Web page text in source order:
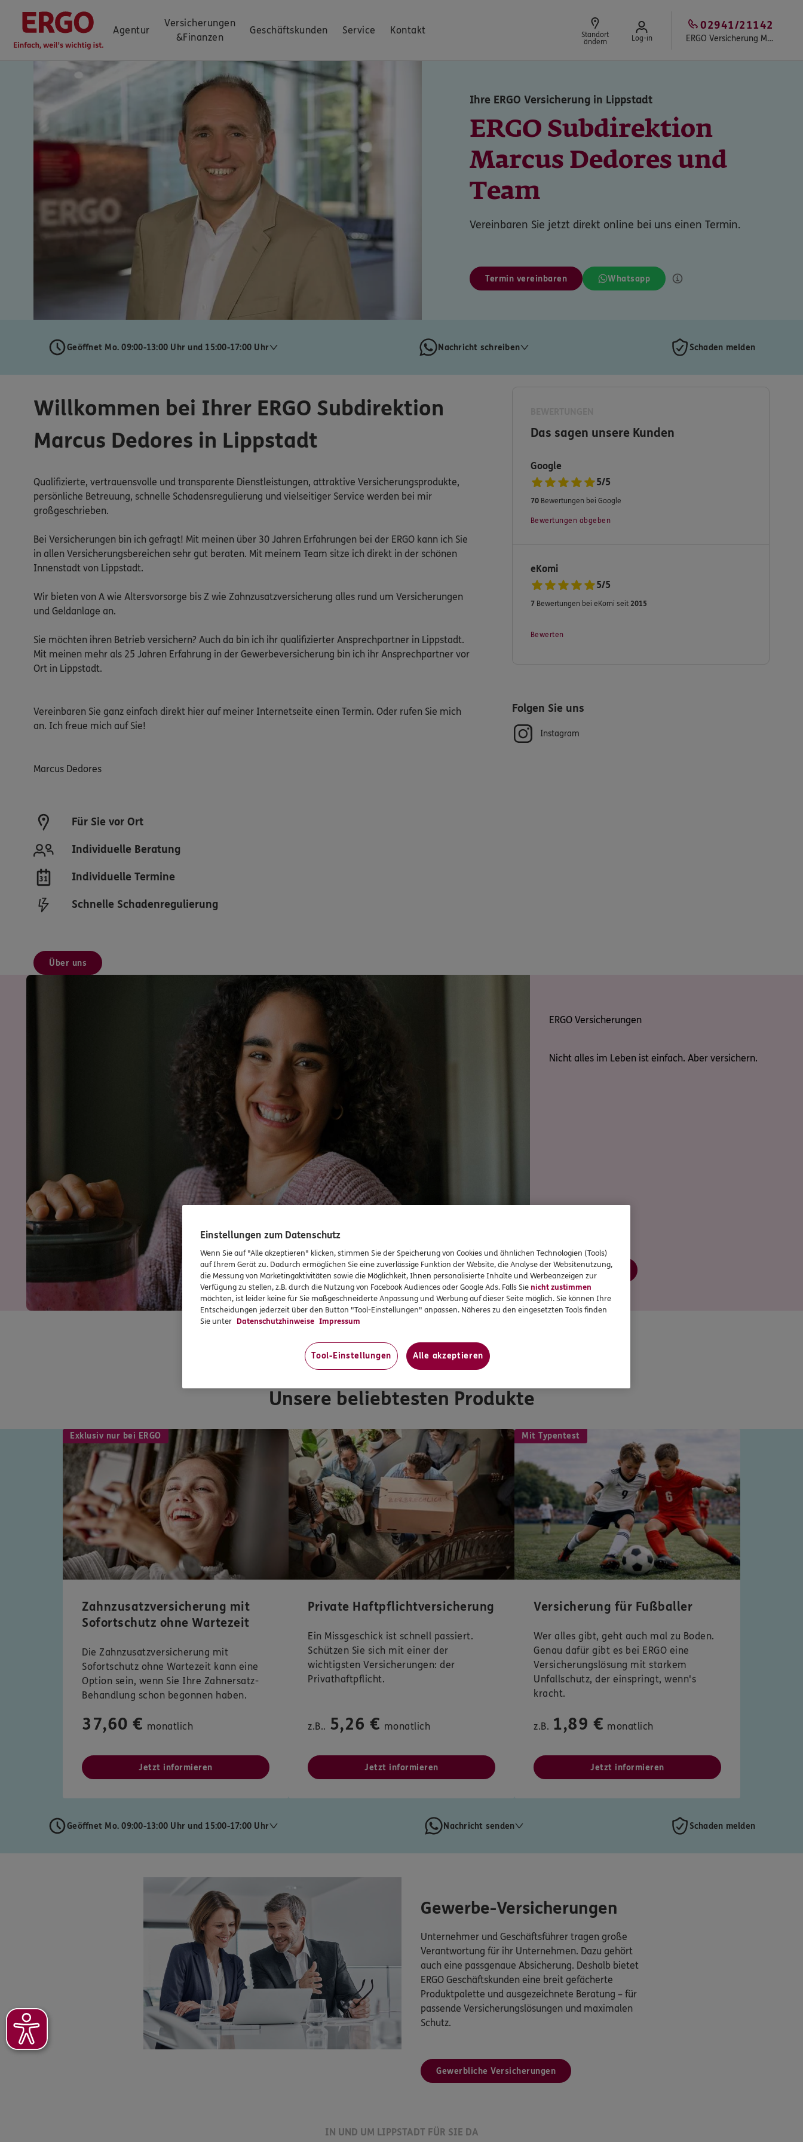
Agentur
Versicherungen
&Finanzen
Geschäftskunden Service Kontakt
Standort
ändern
Log-in ERGO Versicherung Marcus Dedores Innenstadt
02941/21142
Ihre ERGO Versicherung in Lippstadt
ERGO Subdirektion
Marcus Dedores und
Vereinbaren Sie jetzt direkt online bei uns einen Termin.
Termin vereinbaren Whatsapp
Geöffnet Mo. 09:00-13:00 Uhr und 15:00-17:00 Uhr Nachricht schreiben Schaden melden
Willkommen bei Ihrer ERGO Subdirektion
Marcus Dedores in Lippstadt
Qualifizierte, vertrauensvolle und transparente Dienstleistungen, attraktive Versicherungsprodukte,
persönliche Betreuung, schnelle Schadensregulierung und vielseitiger Service werden bei mir
großgeschrieben.
Bei Versicherungen bin ich gefragt! Mit meinen über 30 Jahren Erfahrungen bei der ERGO kann ich Sie
in allen Versicherungsbereichen sehr gut beraten. Mit meinem Team sitze ich direkt in der schönen
Innenstadt von Lippstadt.
Wir bieten von A wie Altersvorsorge bis Z wie Zahnzusatzversicherung alles rund um Versicherungen
und Geldanlage an.
Sie möchten ihren Betrieb versichern? Auch da bin ich ihr qualifizierter Ansprechpartner in Lippstadt.
Mit meinen mehr als 25 Jahren Erfahrung in der Gewerbeversicherung bin ich ihr Ansprechpartner vor
Ort in Lippstadt.
Vereinbaren Sie ganz einfach direkt hier auf meiner Internetseite einen Termin. Oder rufen Sie mich
an. Ich freue mich auf Sie!
Marcus Dedores
Für Sie vor Ort
Individuelle Beratung
Individuelle Termine
Schnelle Schadenregulierung
Über uns
Das sagen unsere Kunden
Google
5/5
70Bewertungen bei Google
Bewertungen abgeben
eKomi
5/5
7Bewertungen bei eKomi seit 2015
Bewerten
Folgen Sie uns
Instagram
ERGO Versicherungen
Nicht alles im Leben ist einfach. Aber versichern.
Jetzt informieren
Versicherungen und Vorsorge
Unsere beliebtesten Produkte
Exklusiv nur bei ERGO
Zahnzusatzversicherung mit
Sofortschutz ohne Wartezeit
Die Zahnzusatzversicherung mit
Sofortschutz ohne Wartezeit kann eine
Option sein, wenn Sie Ihre Zahnersatz-
Behandlung schon begonnen haben.
37,60 € monatlich
Jetzt informieren
Private Haftpflichtversicherung
Ein Missgeschick ist schnell passiert.
Schützen Sie sich mit einer der
wichtigsten Versicherungen: der
Privathaftpflicht.
z.B.. 5,26 € monatlich
Jetzt informieren
Mit Typentest
Versicherung für Fußballer
Wer alles gibt, geht auch mal zu Boden.
Genau dafür gibt es bei ERGO eine
Versicherungslösung mit starkem
Unfallschutz, der einspringt, wenn's
kracht.
z.B. 1,89 € monatlich
Jetzt informieren
Geöffnet Mo. 09:00-13:00 Uhr und 15:00-17:00 Uhr Nachricht senden Schaden melden
Gewerbe-Versicherungen
Unternehmer und Geschäftsführer tragen große
Verantwortung für ihr Unternehmen. Dazu gehört
auch eine passgenaue Absicherung. Deshalb bietet
ERGO Geschäftskunden eine breit gefächerte
Produktpalette und ausgezeichnete Beratung – für
passende Versicherungslösungen und maximalen
Schutz.
Gewerbliche Versicherungen
IN UND UM LIPPSTADT FÜR SIE DA
Einstellungen zum Datenschutz
Wenn Sie auf "Alle akzeptieren" klicken, stimmen Sie der Speicherung von Cookies und ähnlichen Technologien (Tools)
auf Ihrem Gerät zu. Dadurch ermöglichen Sie eine zuverlässige Funktion der Website, die Analyse der Websitenutzung,
die Messung von Marketingaktivitäten sowie die Möglichkeit, Ihnen personalisierte Inhalte und Werbeanzeigen zur
Verfügung zu stellen, z.B. durch die Nutzung von Facebook Audiences oder Google Ads. Falls Sienicht zustimmen
möchten, ist leider keine für Sie maßgeschneiderte Anpassung und Werbung auf dieser Seite möglich. Sie können Ihre
Entscheidungen jederzeit über den Button "Tool-Einstellungen" anpassen. Näheres zu den eingesetzten Tools finden
Sie unter Datenschutzhinweise Impressum
Tool-Einstellungen Alle akzeptieren